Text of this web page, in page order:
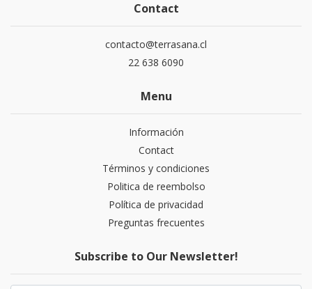
Contact
contacto@terrasana.cl
22 638 6090
Menu
Información
Contact
Términos y condiciones
Politica de reembolso
Política de privacidad
Preguntas frecuentes
Subscribe to Our Newsletter!